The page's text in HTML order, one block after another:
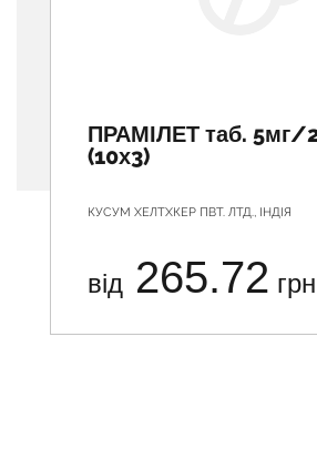
ПРАМІЛЕТ таб. 5мг/
(10х3)
КУСУМ ХЕЛТХКЕР ПВТ. ЛТД., ІНДІЯ
від 265.72 грн